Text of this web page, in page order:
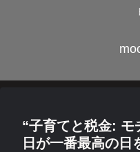
“子育てと税金: モ
日が一番最高の日